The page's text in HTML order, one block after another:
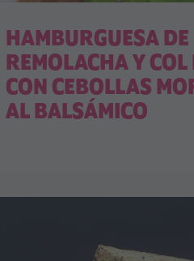
HAMBURGUESA DE
REMOLACHA Y
CON CEBOLLAS
AL BALSÁMICO